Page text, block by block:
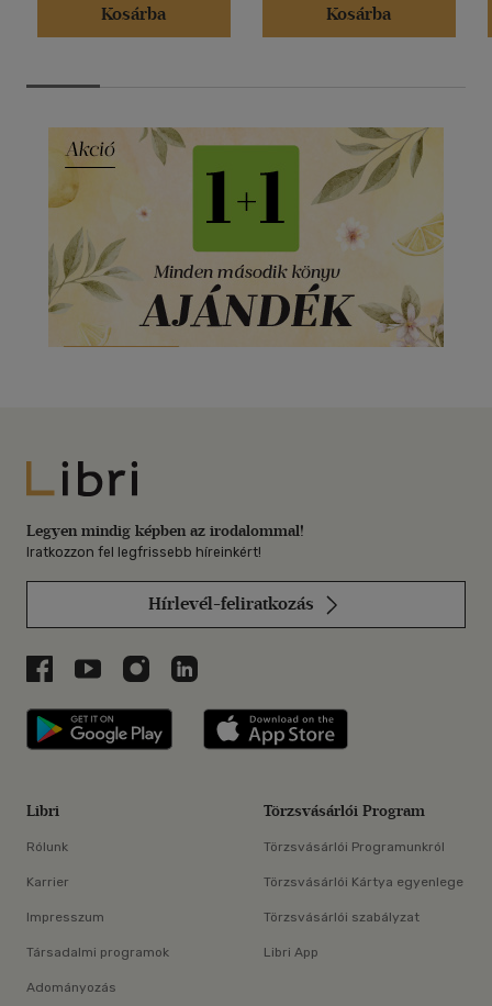
Kosárba
Kosárba
Libri
Legyen mindig képben az irodalommal!
Iratkozzon fel legfrissebb híreinkért!
Hírlevél-feliratkozás
Libri a Facebookon
Libri a Youtube-on
Libri az Instagramon
Libri a LinkedInen
Libri applikáció Szerezd meg: Google
Libri
Rólunk
Karrier
Impresszum
Társadalmi programok
Adományozás
Törzsvásárlói Program
Törzsvásárlói Programunkról
Törzsvásárlói Kártya egyenlege
Törzsvásárlói szabályzat
Libri App